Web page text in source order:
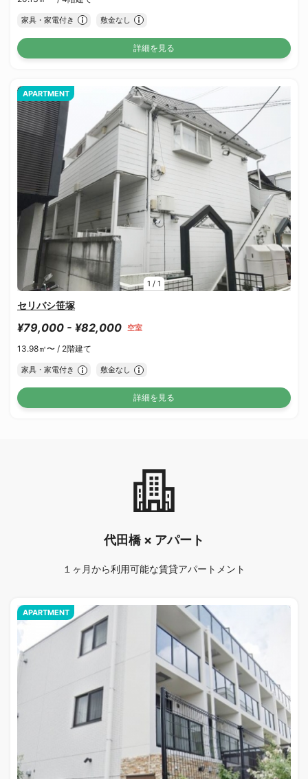
家具・家電付き 敷金なし
詳細を見る
1 / 1
APARTMENT
セリバシ笹塚
¥79,000 - ¥82,000 空室
13.98㎡〜 / 2階建て
家具・家電付き 敷金なし
詳細を見る
代田橋 × アパート
１ヶ月から利用可能な賃貸アパートメント
APARTMENT